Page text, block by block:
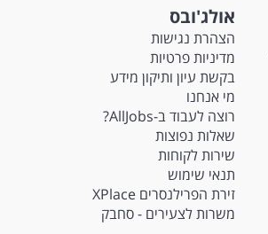
אולג'ובס
הצהרת נגישות
מדיניות פרטיות
בקשת עיון ותיקון מידע
מי אנחנו
רוצה לעבוד ב-AllJobs?
שאלות נפוצות
שירות לקוחות
תנאי שימוש
זירת הפרילנסרים XPlace
משרות לצעירים - סחבק